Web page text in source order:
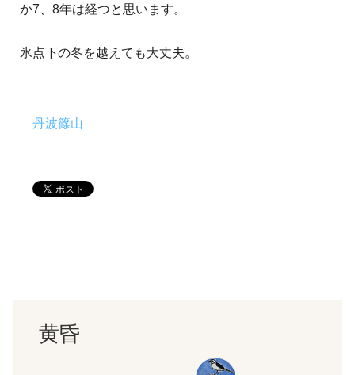
か7、8年は経つと思います。
氷点下の冬を越えても大丈夫。
丹波篠山
黄昏